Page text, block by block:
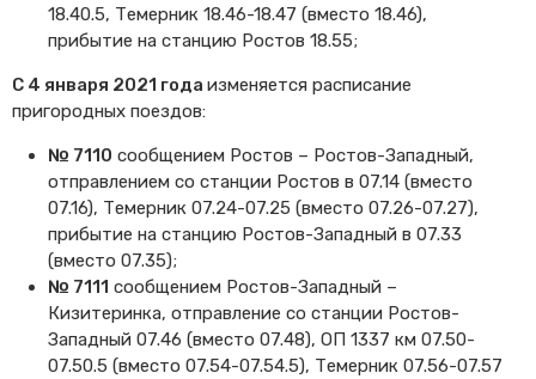
18.40.5, Темерник 18.46-18.47 (вместо 18.46),
прибытие на станцию Ростов 18.55;
С 4 января 2021 года изменяется расписание
пригородных поездов:
№ 7110 сообщением Ростов – Ростов-Западный,
отправлением со станции Ростов в 07.14 (вместо
07.16), Темерник 07.24-07.25 (вместо 07.26-07.27),
прибытие на станцию Ростов-Западный в 07.33
(вместо 07.35);
№ 7111 сообщением Ростов-Западный –
Кизитеринка, отправление со станции Ростов-
Западный 07.46 (вместо 07.48), ОП 1337 км 07.50-
07.50.5 (вместо 07.54-07.54.5), Темерник 07.56-07.57